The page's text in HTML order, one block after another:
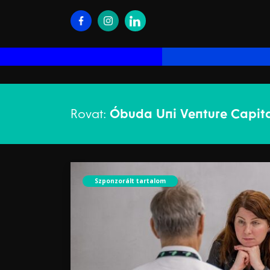
Rovat: Óbuda Uni Venture
Szponzorált tartalom